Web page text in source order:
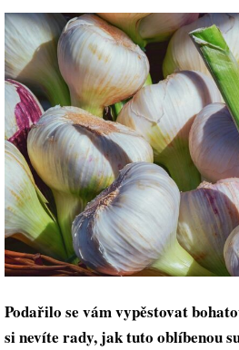
Podařilo se vám vypěstovat
si nevíte rady, jak tuto oblíbenou